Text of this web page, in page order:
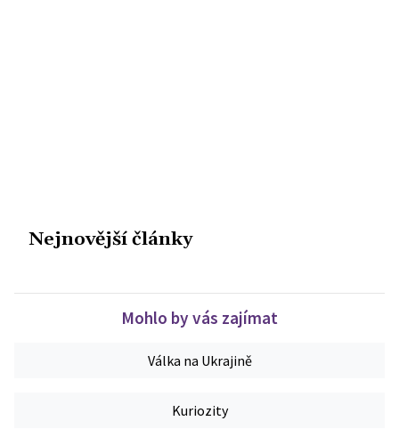
Nejnovější články
Mohlo by vás zajímat
Válka na Ukrajině
Kuriozity